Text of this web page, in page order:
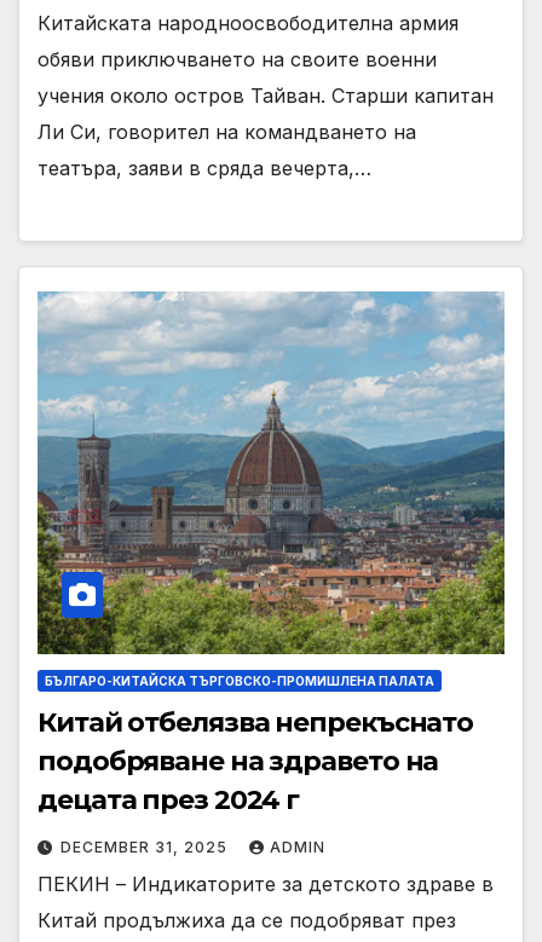
Китайската народноосвободителна армия
обяви приключването на своите военни
учения около остров Тайван. Старши капитан
Ли Си, говорител на командването на
театъра, заяви в сряда вечерта,…
БЪЛГАРО-КИТАЙСКА ТЪРГОВСКО-ПРОМИШЛЕНА ПАЛАТА
Китай отбелязва непрекъснато
подобряване на здравето на
децата през 2024 г
DECEMBER 31, 2025 ADMIN
ПЕКИН – Индикаторите за детското здраве в
Китай продължиха да се подобряват през